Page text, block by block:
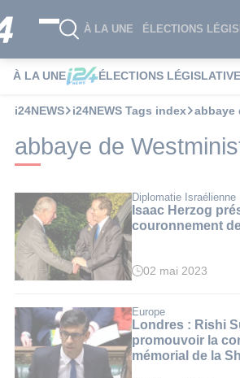
À LA UNE ÉLECTIONS
À LA UNE ÉLECTIONS
i24NEWS i24NEWS Tags index abbaye
abbaye de
Diplomatie Israélienne
Isaac Herzog
couronnement
Temps
:
2
min.
02 mai 2023
Europe
Londres : Rishi
promouvoir la
mémorial de la